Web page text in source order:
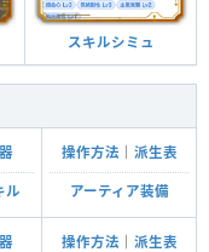
スキルシミュ
ル
操作方法 派生表
アーティア装備
操作方法 派生表